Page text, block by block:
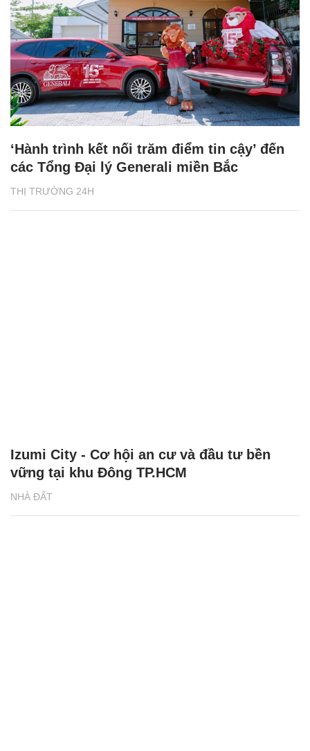
THỊ TRƯỜNG 24H
‘Hành trình kết nối trăm điểm tin cậy’ đến
các Tổng Đại lý Generali miền Bắc
NHÀ ĐẤT
Izumi City - Cơ hội an cư và đầu tư bền
vững tại khu Đông TP.HCM